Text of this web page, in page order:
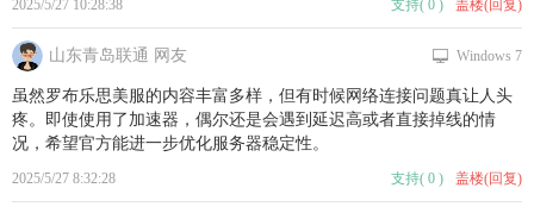
2025/5/27 10:28:38 支持( 0 ) 盖楼(回复)
山东青岛联通 网友
2025/5/27 8:32:28
虽然罗布乐思美服的内容丰富多样，但有时候网络连接问题真让人头
疼。即使使用了加速器，偶尔还是会遇到延迟高或者直接掉线的情
况，希望官方能进一步优化服务器稳定性。
Windows 7
支持( 0 ) 盖楼(回复)